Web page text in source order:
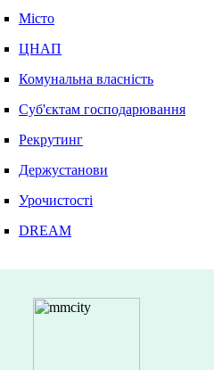
Місто
ЦНАП
Комунальна власність
Суб'єктам господарювання
Рекрутинг
Держустанови
Урочистості
DREAM